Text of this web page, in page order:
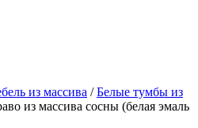
из массива /Белые тумбы из
из массива сосны (белая эмаль